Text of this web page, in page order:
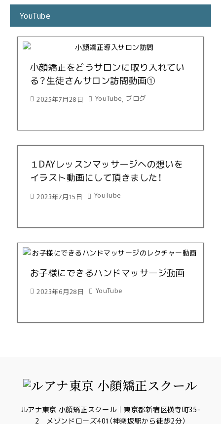
YouTube
小顔矯正をどうサロンに取り入れてい
る？生徒さんサロン訪問動画①
2025年7月28日 YouTube, ブログ
１DAYレッスンマッサージへの想いを
イラスト動画にして頂きました！
2023年7月15日 YouTube
お子様にできるハンドマッサージ動画
2023年6月28日 YouTube
ルアナ東京 小顔矯正スクール｜東京都新宿区横寺町35-
2 メゾンドローズ401（神楽坂駅から徒歩2分）